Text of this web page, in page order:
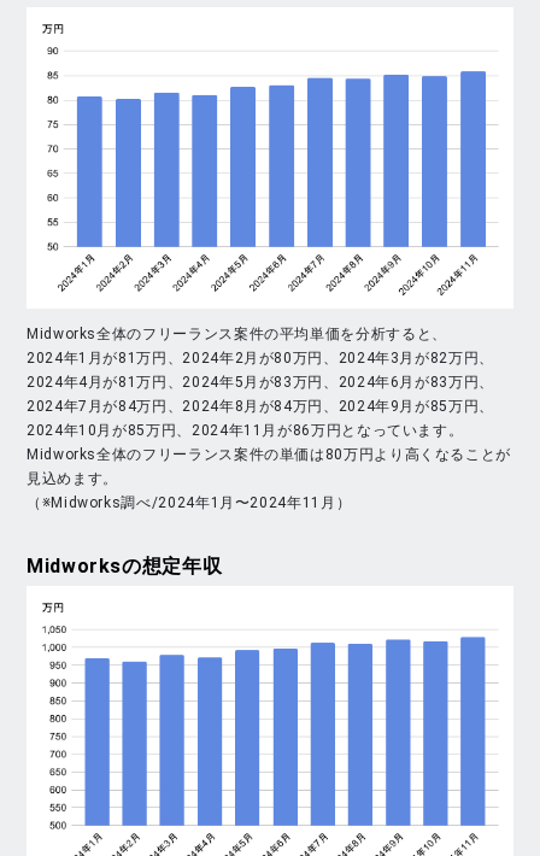
Midworks全体のフリーランス案件の平均単価を分析すると、
2024年1月が81万円、2024年2月が80万円、2024年3月が82万円、
2024年4月が81万円、2024年5月が83万円、2024年6月が83万円、
2024年7月が84万円、2024年8月が84万円、2024年9月が85万円、
2024年10月が85万円、2024年11月が86万円となっています。
Midworks全体のフリーランス案件の単価は80万円より高くなることが
見込めます。
（※Midworks調べ/2024年1月〜2024年11月）
Midworksの想定年収